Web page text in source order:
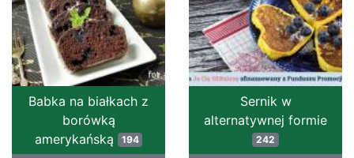
Babka na białkach z
borówką
amerykańską
194
Sernik w
alternatywnej formie
242